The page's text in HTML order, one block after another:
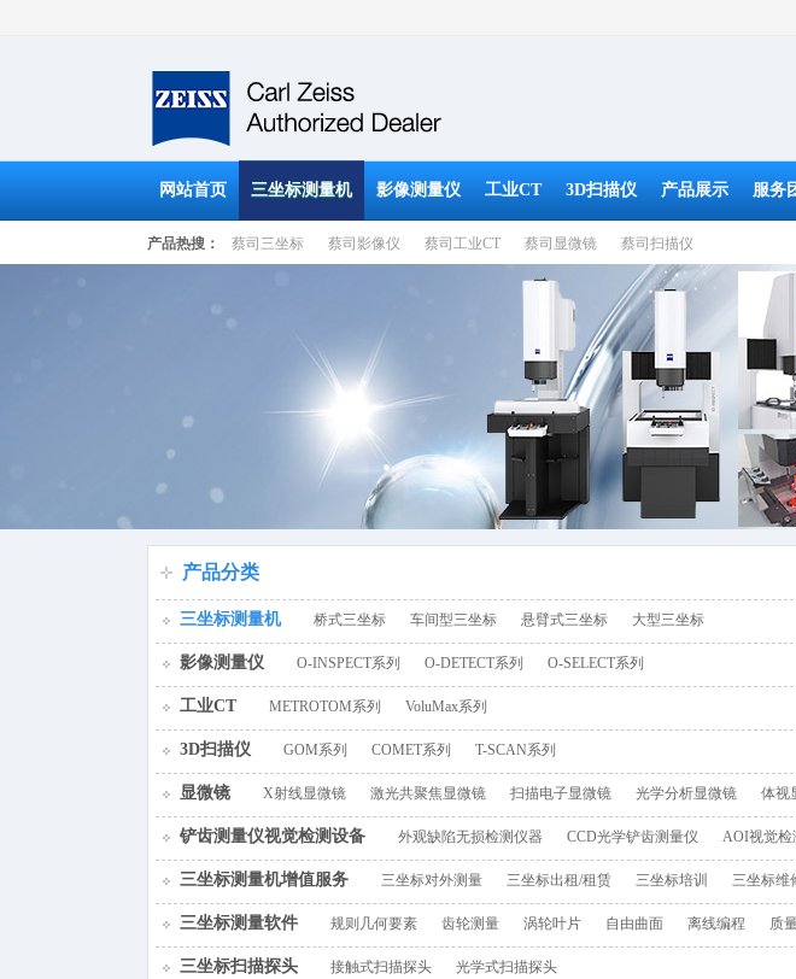
网站首页 三坐标测量机 影像测量仪 工业CT 3D扫描仪 产品展示 服务
产品热搜： 蔡司三坐标 蔡司影像仪 蔡司工业CT 蔡司显微镜 蔡司扫描仪
百叶窗图片载入中
产品分类
三坐标测量机 桥式三坐标 车间型三坐标 悬臂式三坐标 大型三坐标
影像测量仪 O-INSPECT系列 O-DETECT系列 O-SELECT系列
工业CT METROTOM系列 VoluMax系列
3D扫描仪 GOM系列 COMET系列 T-SCAN系列
显微镜 X射线显微镜 激光共聚焦显微镜 扫描电子显微镜 光学分析显微镜 体视
铲齿测量仪视觉检测设备 外观缺陷无损检测仪器 CCD光学铲齿测量仪 AOI视觉检
三坐标测量机增值服务 三坐标对外测量 三坐标出租/租赁 三坐标培训 三坐标维
三坐标测量软件 规则几何要素 齿轮测量 涡轮叶片 自由曲面 离线编程 质
三坐标扫描探头 接触式扫描探头 光学式扫描探头